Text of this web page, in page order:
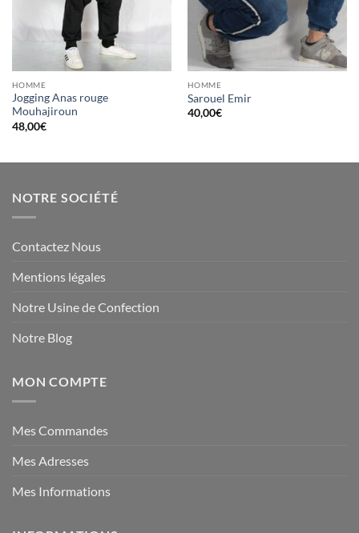
HOMME
Jogging Anas rouge
Mouhajiroun
48,00€
HOMME
Sarouel Emir
40,00€
NOTRE SOCIÉTÉ
Contactez Nous
Mentions légales
Notre Usine de Confection
Notre Blog
MON COMPTE
Mes Commandes
Mes Adresses
Mes Informations